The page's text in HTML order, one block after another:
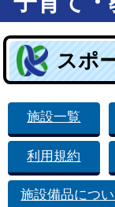
スポ
施設一覧
利用規約
施設備品につ